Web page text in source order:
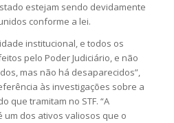
estejam sendo devidamente
conforme a lei.
institucional, e todos os
pelo Poder Judiciário, e não
mas não há desaparecidos”,
às investigações sobre a
que tramitam no STF. “A
dos ativos valiosos que o